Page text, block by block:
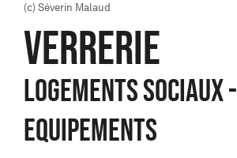
(c) Séverin Malaud
VERRERIE
Logements sociaux -
Equipements